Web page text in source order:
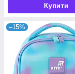
Купити
–15%